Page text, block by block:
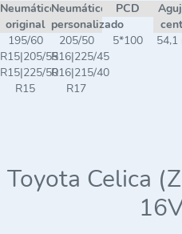
Neumático
original
Neumático
personalizado
PCD
195/60
R15|205/55
R15|225/50
R15
205/50
R16|225/45
R16|215/40
R17
5*100 54,1
Toyota Celica